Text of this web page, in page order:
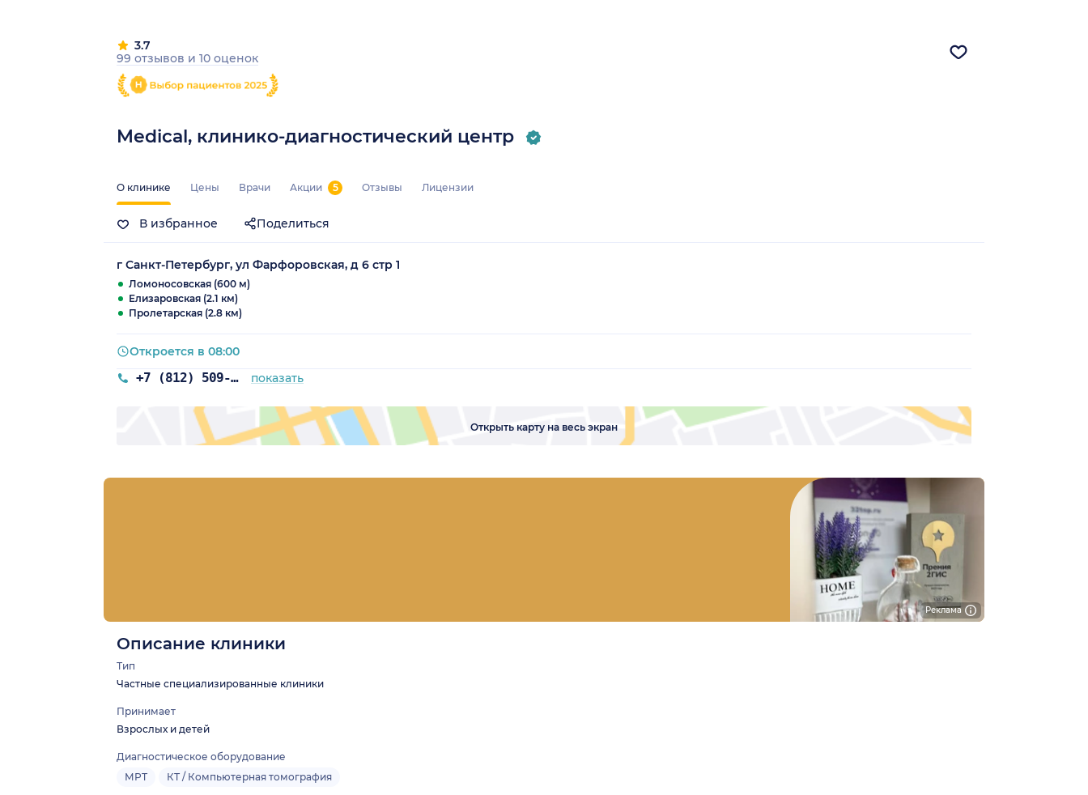
Реклама
Medical, клинико-диагностический центр
3.7
99 отзывов и 10 оценок
О клинике Цены Врачи Акции 5 Отзывы Лицензии
В избранное Поделиться
г Санкт-Петербург, ул Фарфоровская, д 6 стр 1
Ломоносовская (600 м)
Елизаровская (2.1 км)
Пролетарская (2.8 км)
+7 (812) 509-40-27 показать
Откроется в 08:00
Открыть карту на весь экран
Описание клиники
Тип
Частные специализированные клиники
Принимает
Взрослых и детей
Диагностическое оборудование
МРТ
КТ / Компьютерная томография